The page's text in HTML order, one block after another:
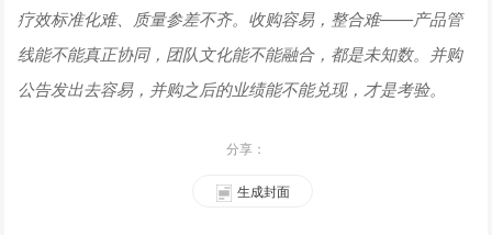
疗效标准化难、质量参差不齐。收购容易，整合难——产品管
线能不能真正协同，团队文化能不能融合，都是未知数。并购
公告发出去容易，并购之后的业绩能不能兑现，才是考验。
分享：
生成封面